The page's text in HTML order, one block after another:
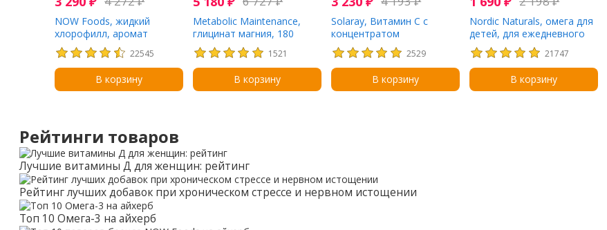
NOW Foods, жидкий
хлорофилл, аромат
натуральной мяты, 473 мл
(16 жидк. унций) 22545
В корзину
Metabolic Maintenance,
глицинат магния, 180
капсул
1521
В корзину
Solaray, Витамин C с
концентратом
биофлавоноидов, 500 мг,
250 капсул с оболочкой из
ингредиентов
растительного
2529
В корзину
Nordic Naturals, омега для
детей, для ежедневного
употребления, со вкусом
натуральных фруктов, 500
мг, 30 капсул
21747
В корзину
Рейтинги товаров
Лучшие витамины Д для женщин: рейтинг
Рейтинг лучших добавок при хроническом стрессе и нервном истощении
Топ 10 Омега-3 на айхерб